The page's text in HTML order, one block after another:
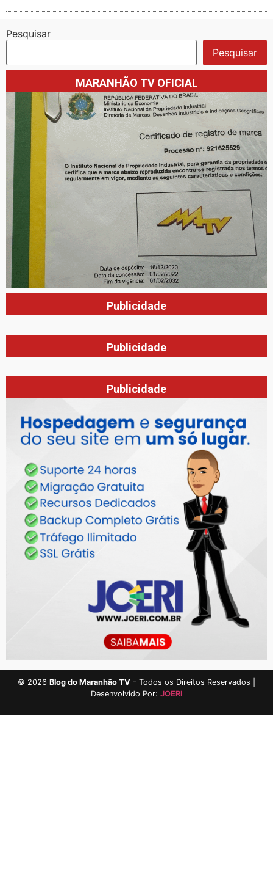
Pesquisar
Pesquisar
MARANHÃO TV OFICIAL
Publicidade
Publicidade
Publicidade
© 2026 Blog do Maranhão TV - Todos os Direitos Reservados |
Desenvolvido Por: JOERI